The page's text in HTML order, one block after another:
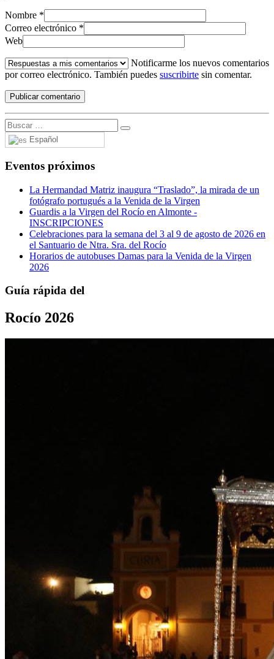
Nombre *
Correo electrónico *
Web
Notificarme los nuevos comentarios
por correo electrónico. También puedes suscribirte sin comentar.
Español
Eventos próximos
La Hermandad Matriz inaugura “Traslado”, la mirada de un
fotógrafo portugués a la Venida de la Virgen
Guardis a la Virgen del Rocío en Almonte -
INSCRIPCIONES
Celebraciones para la semana del 3 al 9 de agosto de 2026 en
el Santuario de Ntra. Sra. del Rocío
Horarios de autobuses Damas para la Venida de la Virgen
2026
Guía rápida del
Rocío 2026